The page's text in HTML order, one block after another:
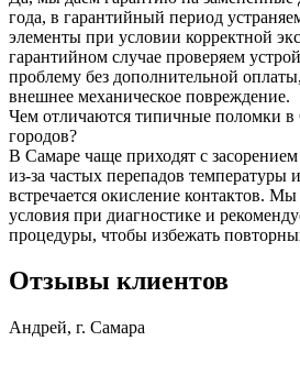
года, в гарантийный период
элементы при условии корректной
гарантийном случае проверяем
проблему без дополнительной
внешнее механическое повреждение.
Чем отличаются типичные поломки в
городов?
В Самаре чаще приходят с
из‑за частых перепадов
встречается окисление контактов.
условия при диагностике и
процедуры, чтобы избежать
Отзывы клиентов
Андрей, г. Самара